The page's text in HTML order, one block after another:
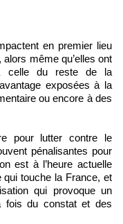
en premier lieu
même qu’elles ont
celle du reste de la
exposées à la
ou encore à des
pour lutter contre le
pénalisantes pour
est à l’heure actuelle
qui touche la France, et
qui provoque un
fois du constat et des